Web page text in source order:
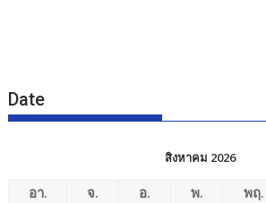
Date
สิงหาคม 2026
อา. จ. อ. พ. พฤ.